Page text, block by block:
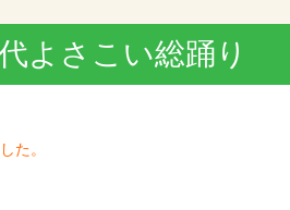
よさこい総踊り
た。